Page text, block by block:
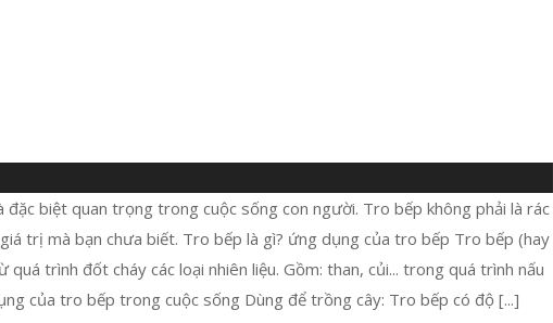
biệt quan trọng trong cuộc sống con người. Tro bếp không phải là rác
trị mà bạn chưa biết. Tro bếp là gì? ứng dụng của tro bếp Tro bếp (hay
trình đốt cháy các loại nhiên liệu. Gồm: than, củi... trong quá trình nấu
của tro bếp trong cuộc sống Dùng để trồng cây: Tro bếp có độ [...]